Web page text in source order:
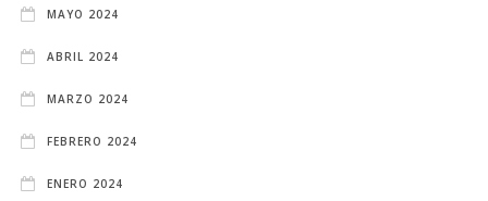
MAYO 2024
ABRIL 2024
MARZO 2024
FEBRERO 2024
ENERO 2024